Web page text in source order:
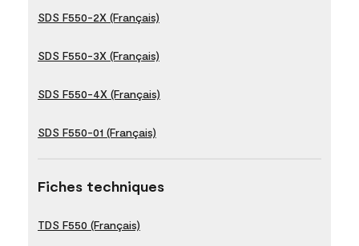
SDS F550-2X (Français)
SDS F550-3X (Français)
SDS F550-4X (Français)
SDS F550-01 (Français)
Fiches techniques
TDS F550 (Français)